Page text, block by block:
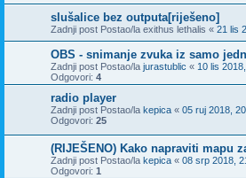
slušalice bez outputa[riješeno]
Zadnji post Postao/la exithus lethalis « 21 lis
OBS - snimanje zvuka iz samo
Zadnji post Postao/la jurastublic « 10 lis
Odgovori: 4
radio player
Zadnji post Postao/la kepica « 05 ruj 2018,
Odgovori: 25
(RIJEŠENO) Kako napraviti mapu
Zadnji post Postao/la kepica « 08 srp 2018,
Odgovori: 1